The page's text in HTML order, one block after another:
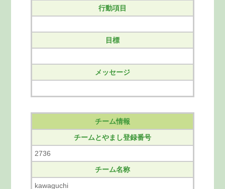
行動項目
目標
メッセージ
チーム情報
チームとやまし登録番号
2736
チーム名称
kawaguchi